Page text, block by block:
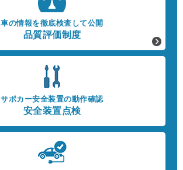
車の情報を徹底検査して公開
品質評価制度
サポカー安全装置の動作確認
安全装置点検